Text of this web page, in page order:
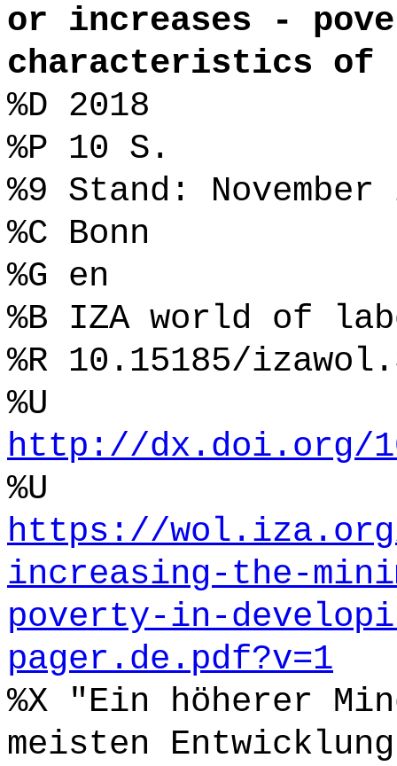
or increases -
characteristics of
%D 2018
%P 10 S.
%9 Stand: November
%C Bonn
%G en
%B IZA world of
%R 10.15185/
%U
http://dx.doi.org/
%U
https://
increasing-the-
poverty-in-
pager.de.pdf?v=1
%X "Ein höherer
meisten